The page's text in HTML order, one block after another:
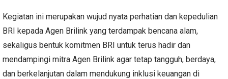
Kegiatan ini merupakan wujud nyata perhatian dan kepedulian
BRI kepada Agen Brilink yang terdampak bencana alam,
sekaligus bentuk komitmen BRI untuk terus hadir dan
mendampingi mitra Agen Brilink agar tetap tangguh, berdaya,
dan berkelanjutan dalam mendukung inklusi keuangan di